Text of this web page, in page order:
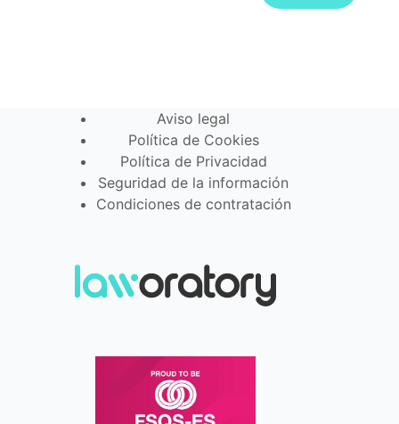
Aviso legal
Política de Cookies
Política de Privacidad
Seguridad de la información
Condiciones de contratación